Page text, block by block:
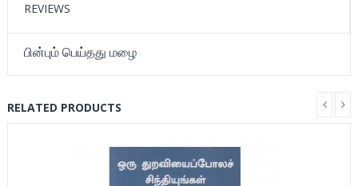
REVIEWS
பின்பும் பெய்தது மழை
RELATED PRODUCTS